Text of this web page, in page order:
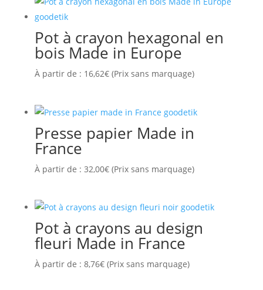
Pot à crayon hexagonal en
bois Made in Europe
À partir de : 16,62€(Prix sans marquage)
Presse papier Made in
France
À partir de : 32,00€(Prix sans marquage)
Pot à crayons au design
fleuri Made in France
À partir de : 8,76€(Prix sans marquage)